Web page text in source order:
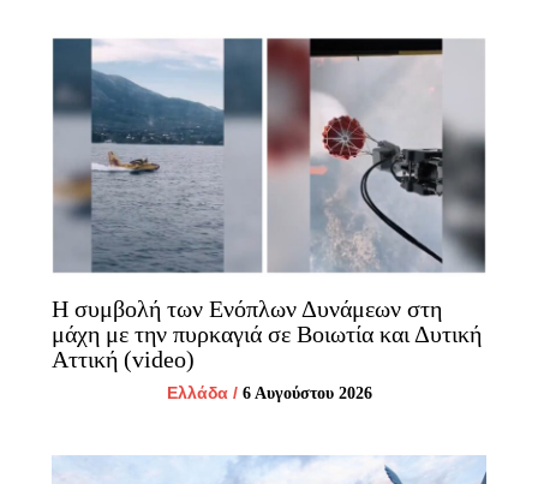
Η συμβολή των Ενόπλων Δυνάμεων στη
μάχη με την πυρκαγιά σε Βοιωτία και Δυτική
Αττική (video)
Ελλάδα/ 6 Αυγούστου 2026